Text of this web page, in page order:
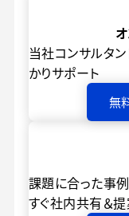
当社コンサルタ
かりサポート
無
課題に合った事例
すぐ社内共有＆